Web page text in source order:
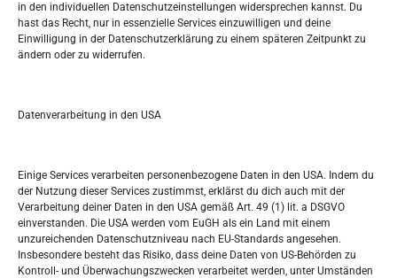
in den individuellen Datenschutzeinstellungen widersprechen kannst. Du
hast das Recht, nur in essenzielle Services einzuwilligen und deine
Einwilligung in der Datenschutzerklärung zu einem späteren Zeitpunkt zu
ändern oder zu widerrufen.
Datenverarbeitung in den USA
Einige Services verarbeiten personenbezogene Daten in den USA. Indem du
der Nutzung dieser Services zustimmst, erklärst du dich auch mit der
Verarbeitung deiner Daten in den USA gemäß Art. 49 (1) lit. a DSGVO
einverstanden. Die USA werden vom EuGH als ein Land mit einem
unzureichenden Datenschutzniveau nach EU-Standards angesehen.
Insbesondere besteht das Risiko, dass deine Daten von US-Behörden zu
Kontroll- und Überwachungszwecken verarbeitet werden, unter Umständen
S
e
a
h
M D M D F S S
1
3 4 5 6 7 8
10 11 12 13 14 15 16